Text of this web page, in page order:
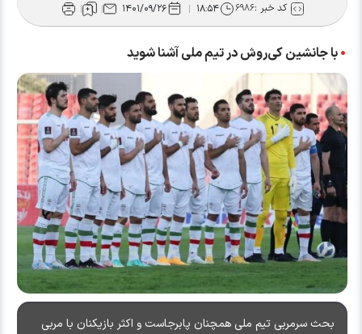
کد خبر :۶۹۸۶ ۱۸:۵۴ ۱۴۰۱/۰۹/۲۶
با جانشین کی‌روش در تیم ملی آشنا شوید
بحث سرمربی تیم ملی همچنان پابرجاست و اکثر بازیکنان با مربی